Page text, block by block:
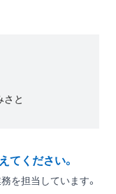
さと
ください。
を担当しています。